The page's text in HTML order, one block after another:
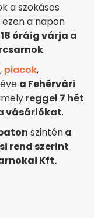
a szokásos
a napon
óráig várja a
.
piacok,
a Fehérvári
reggel 7 hét
vásárlókat.
szinténa
rend szerint
Kft.